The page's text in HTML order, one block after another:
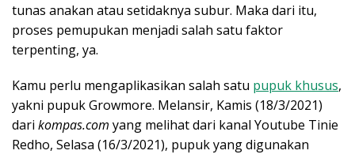
tunas anakan atau setidaknya subur. Maka dari itu,
proses pemupukan menjadi salah satu faktor
terpenting, ya.
Kamu perlu mengaplikasikan salah satu pupuk khusus,
yakni pupuk Growmore. Melansir, Kamis (18/3/2021)
dari kompas.com yang melihat dari kanal Youtube Tinie
Redho, Selasa (16/3/2021), pupuk yang digunakan